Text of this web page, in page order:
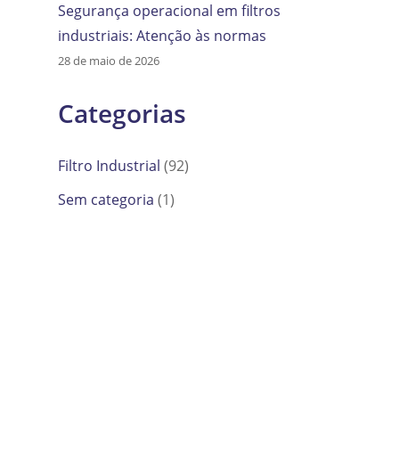
Segurança operacional em filtros
industriais: Atenção às normas
28 de maio de 2026
Categorias
Filtro Industrial (92)
Sem categoria (1)